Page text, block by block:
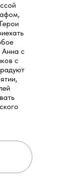
Анна с
с